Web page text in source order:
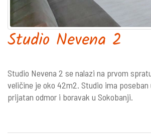
Studio Nevena 2
Studio Nevena 2 se nalazi na prvom
veličine je oko 42m2. Studio ima poseban
prijatan odmor i boravak u Sokobanji.